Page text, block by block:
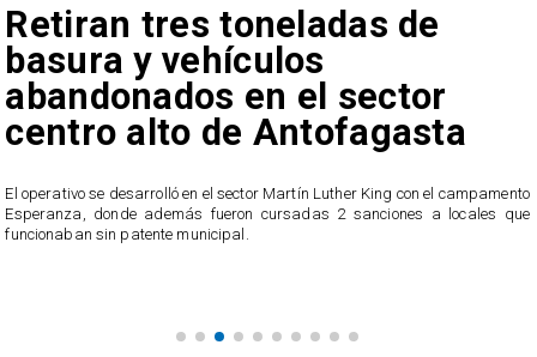
Bajo el estándar: Hospitales
de Antofagasta y Calama no
cumplen con indicadores de
gestión del Minsal
Los establecimientos quedaron entre los resultados más bajos en el
ranking de gestión elaborado por el Ministerio de Salud, donde fueron
evaluados 62 hospitales a nivel nacional.